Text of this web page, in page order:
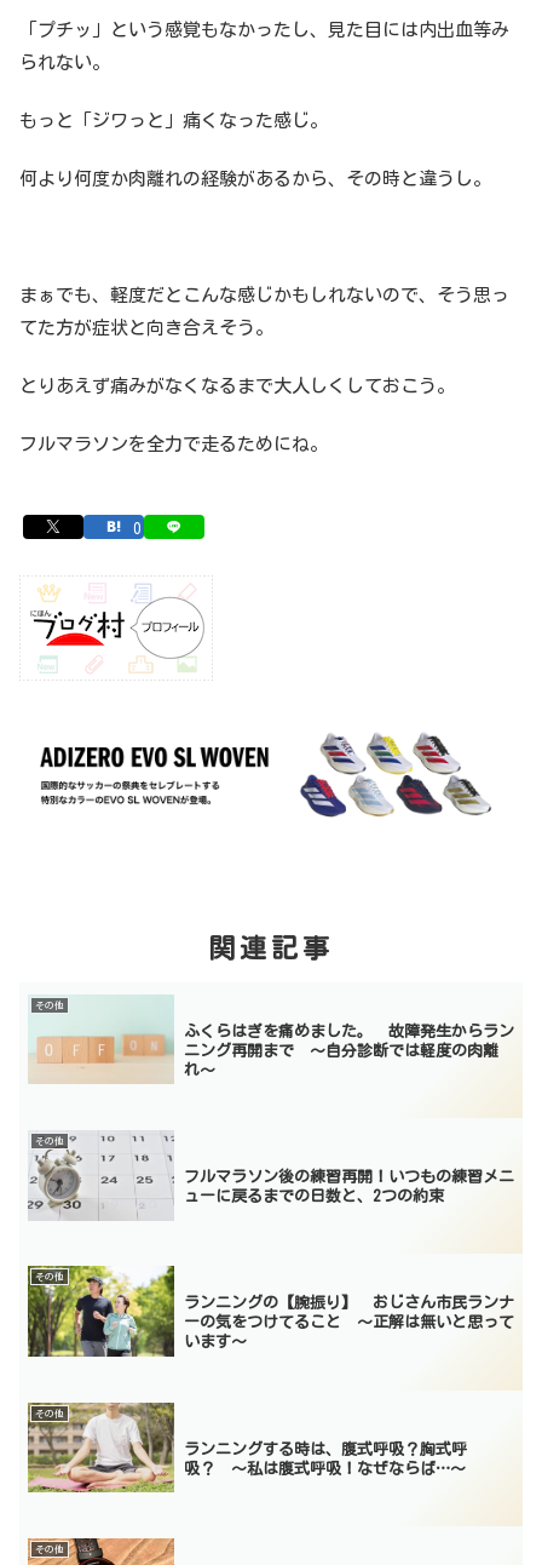
「プチッ」という感覚もなかったし、見た目には内出血等み
られない。
もっと「ジワっと」痛くなった感じ。
何より何度か肉離れの経験があるから、その時と違うし。
まぁでも、軽度だとこんな感じかもしれないので、そう思っ
てた方が症状と向き合えそう。
とりあえず痛みがなくなるまで大人しくしておこう。
フルマラソンを全力で走るためにね。
0
関連記事
その他
ふくらはぎを痛めました。 故障発生からラン
ニング再開まで 〜自分診断では軽度の肉離
れ〜
その他
フルマラソン後の練習再開！いつもの練習メニ
ューに戻るまでの日数と、2つの約束
その他
ランニングの【腕振り】 おじさん市民ランナ
ーの気をつけてること 〜正解は無いと思って
います〜
その他
ランニングする時は、腹式呼吸？胸式呼
吸？ 〜私は腹式呼吸！なぜならば…〜
その他